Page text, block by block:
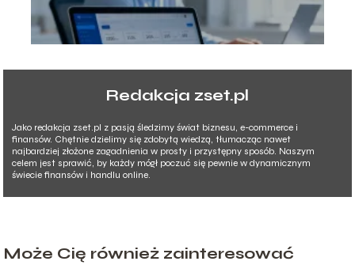
Redakcja zset.pl
Jako redakcja zset.pl z pasją śledzimy świat biznesu, e-commerce i
finansów. Chętnie dzielimy się zdobytą wiedzą, tłumacząc nawet
najbardziej złożone zagadnienia w prosty i przystępny sposób. Naszym
celem jest sprawić, by każdy mógł poczuć się pewnie w dynamicznym
świecie finansów i handlu online.
Może Cię również zainteresować